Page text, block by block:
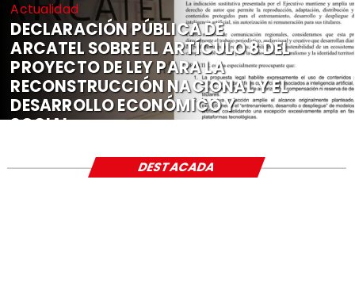
Actualidad
DECLARACIÓN PÚBLICA DE
ARCATEL SOBRE EL ARTÍCULO 8 DEL
PROYECTO DE LEY PARA LA
RECONSTRUCCIÓN NACIONAL Y EL
DESARROLLO ECONÓMICO Y
SOCIAL
DESTACADA